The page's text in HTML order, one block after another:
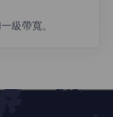
級帶寬。